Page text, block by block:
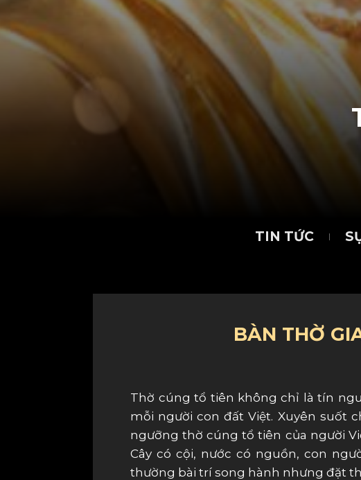
TIN TỨC
BÀN THỜ
Thờ cúng tổ tiên không chỉ là tín
mỗi người con đất Việt. Xuyên suốt
ngưỡng thờ cúng tổ tiên của người
Cây có cội, nước có nguồn, con
thường bài trí song hành nhưng đặt